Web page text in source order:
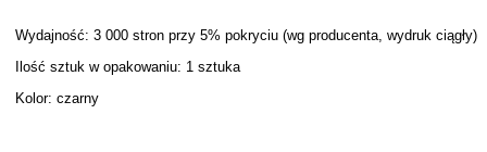
Wydajność: 3 000 stron przy 5% pokryciu (wg producenta, wydruk ciągły)
Ilość sztuk w opakowaniu: 1 sztuka
Kolor: czarny